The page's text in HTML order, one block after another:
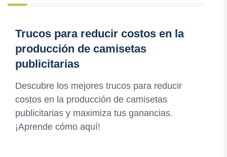
Trucos para reducir costos en la
producción de camisetas
publicitarias
Descubre los mejores trucos para reducir
costos en la producción de camisetas
publicitarias y maximiza tus ganancias.
¡Aprende cómo aquí!